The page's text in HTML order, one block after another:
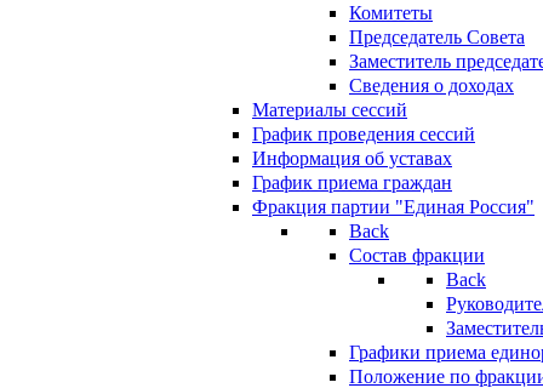
Комитеты
Председатель Совета
Заместитель
Сведения о доходах
Материалы сессий
График проведения сессий
Информация об уставах
График приема граждан
Фракция партии "Единая Россия"
Back
Состав фракции
Back
Графики приема
Положение по